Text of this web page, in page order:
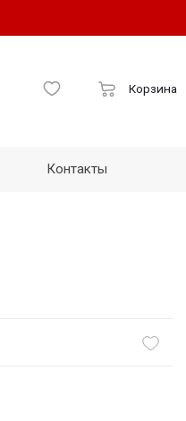
Корзина
Контакты